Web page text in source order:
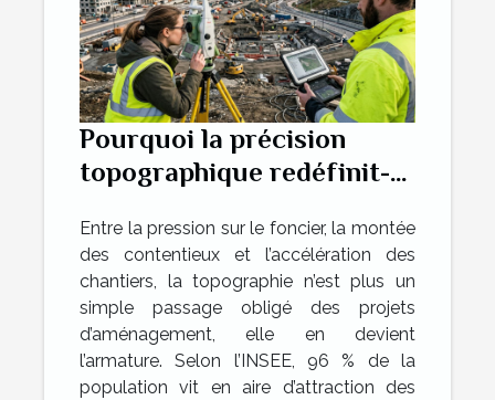
Pourquoi la précision
topographique redéfinit-
d’aménagement ?
Entre la pression sur le foncier, la montée
des contentieux et l’accélération des
chantiers, la topographie n’est plus un
simple passage obligé des projets
d’aménagement, elle en devient
l’armature. Selon l’INSEE, 96 % de la
population vit en aire d’attraction des